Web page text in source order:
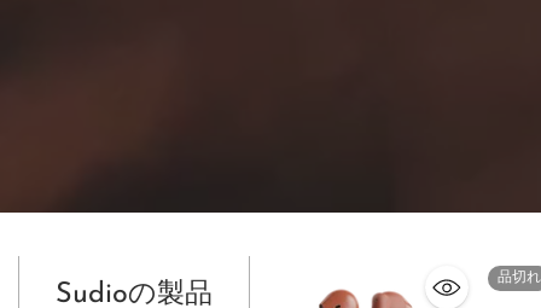
Sudioの製品
品切れ